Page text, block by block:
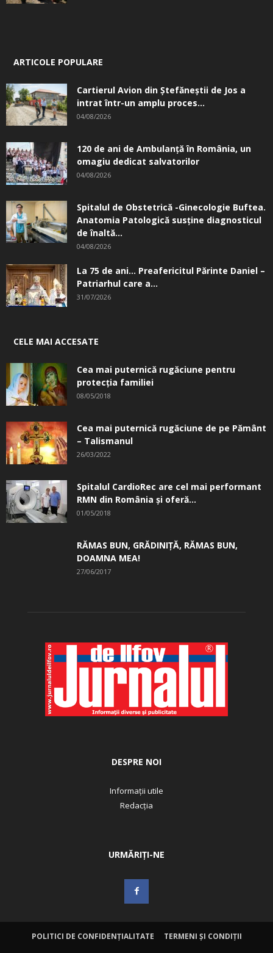
ARTICOLE POPULARE
Cartierul Avion din Ştefăneştii de Jos a
intrat într-un amplu proces...
04/08/2026
120 de ani de Ambulanță în România, un
omagiu dedicat salvatorilor
04/08/2026
Spitalul de Obstetrică -Ginecologie Buftea.
Anatomia Patologică susţine diagnosticul
de înaltă...
04/08/2026
La 75 de ani… Preafericitul Părinte Daniel –
Patriarhul care a...
31/07/2026
CELE MAI ACCESATE
Cea mai puternică rugăciune pentru
protecția familiei
08/05/2018
Cea mai puternică rugăciune de pe Pământ
– Talismanul
26/03/2022
Spitalul CardioRec are cel mai performant
RMN din România și oferă...
01/05/2018
RĂMAS BUN, GRĂDINIŢĂ, ­RĂMAS BUN,
DOAMNA MEA!
27/06/2017
DESPRE NOI
Informații utile
Redacția
URMĂRIȚI-NE
POLITICI DE CONFIDENȚIALITATE
TERMENI ȘI CONDIȚII